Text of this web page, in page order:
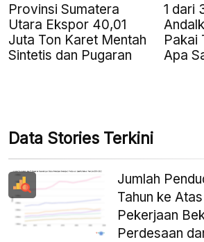
Provinsi Sumatera
Utara Ekspor 40,01
Juta Ton Karet Mentah
Sintetis dan Pugaran
1 dari
Pakai
Apa
Data Stories Terkini
Jumlah
Tahun ke
Pekerjaan
Perdesaan